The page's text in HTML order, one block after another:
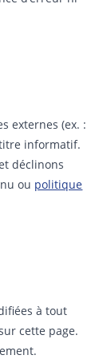
externes (ex. :
informatif.
déclinons
ou politique
à tout
cette page.